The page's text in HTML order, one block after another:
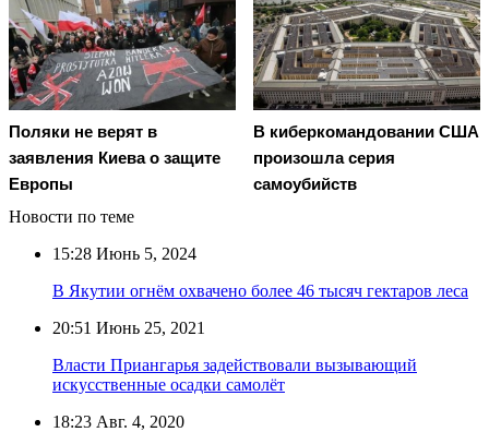
Поляки не верят в
заявления Киева о защите
Европы
В киберкомандовании США
произошла серия
самоубийств
Новости по теме
15:28 Июнь 5, 2024
В Якутии огнём охвачено более 46 тысяч гектаров леса
20:51 Июнь 25, 2021
Власти Приангарья задействовали вызывающий
искусственные осадки самолёт
18:23 Авг. 4, 2020